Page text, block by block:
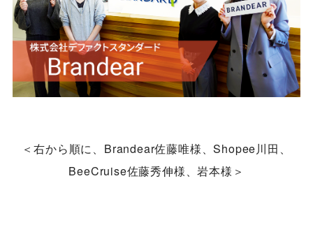
＜右から順に、Brandear佐藤唯様、Shopee川田、
BeeCruise佐藤秀伸様、岩本様＞